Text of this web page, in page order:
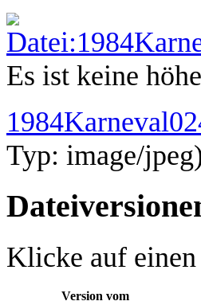
Es ist keine
Typ: image/jpeg
Klicke auf
Version vom